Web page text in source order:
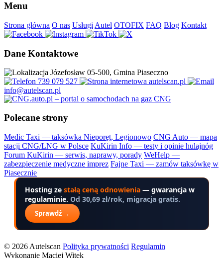
Menu
Strona główna O nas Usługi Autel OTOFIX FAQ Blog Kontakt
Dane Kontaktowe
Józefosław 05-500, Gmina Piaseczno
739 079 527
autelscan.pl
info@autelscan.pl
Polecane strony
Medic Taxi — taksówka Nieporęt, Legionowo CNG Auto — mapa
stacji CNG/LNG w Polsce KuKirin Info — testy i opinie hulajnóg
Forum KuKirin — serwis, naprawy, porady WeHelp —
zabezpieczenie medyczne imprez Fajne Taxi — zamów taksówkę w
Piasecznie
Hosting ze stałą ceną odnowienia — gwarancja w
regulaminie. Od 30,69 zł/rok, migracja gratis.
Sprawdź →
© 2026 Autelscan Polityka prywatności Regulamin
Wykonanie Maciej Witek